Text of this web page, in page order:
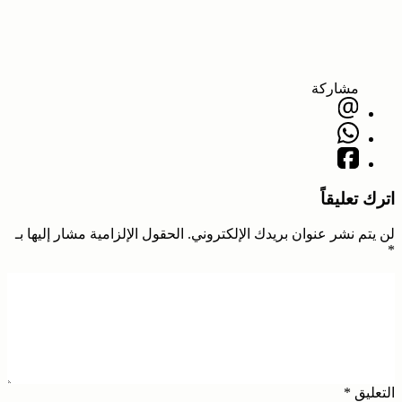
مشاركة
اترك تعليقاً
لن يتم نشر عنوان بريدك الإلكتروني. الحقول الإلزامية مشار إليها بـ
*
التعليق *